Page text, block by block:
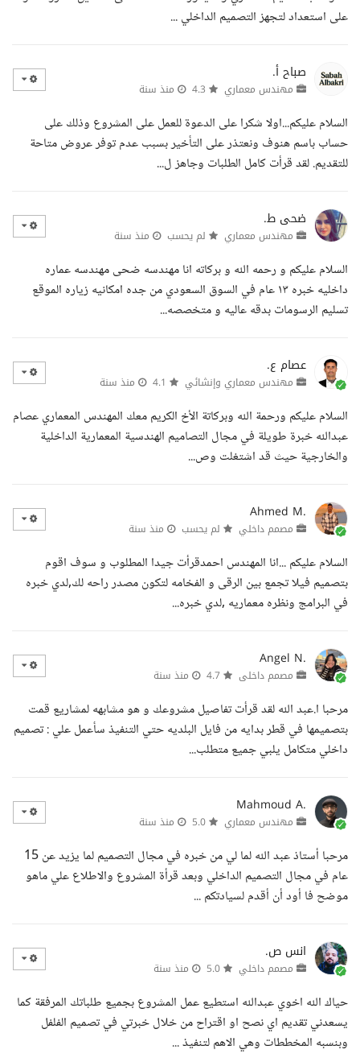
على استعداد لتجهز التصميم الداخلي ...
صباح أ.
مهندس معماري منذ سنة
السلام عليكم...اولا شكرا على الدعوة للعمل على المشروع وذلك على
حساب باسم هنوف ونعتذر على التأخير بسبب عدم توفر عروض متاحة
للتقديم. لقد قرأت كامل الطلبات وجاهز ل...
ضحى ط.
مهندس معماري لم يحسب منذ سنة
السلام عليكم و رحمه الله و بركاته انا مهندسه ضحى مهندسه عماره
داخليه خبره ١٣ عام في السوق السعودي من جده امكانيه زياره الموقع
تسليم الرسومات بدقه عاليه و متخصصه...
عصام ع.
مهندس معماري وإنشائي منذ سنة
السلام عليكم ورحمة الله وبركاتة الأخ الكريم معك المهندس المعماري عصام
عبدالله خبرة طويلة في مجال التصاميم الهندسية المعمارية الداخلية
والخارجية حيث قد اشتغلت وص...
Ahmed M.
مصمم داخلي لم يحسب منذ سنة
السلام عليكم ...انا المهندس احمدقرأت جيدا المطلوب و سوف اقوم
بتصميم فيلا تجمع بين الرقى و الفخامه لتكون مصدر راحه لك,لدي خبره
في البرامج ونظره معماريه ,لدي خبره...
Angel N.
مصمم داخلى منذ سنة
مرحبا ا.عبد الله لقد قرأت تفاصيل مشروعك و هو مشابهه لمشاريع قمت
بتصميمها في قطر بدايه من فايل البلديه حتي التنفيذ سأعمل علي : تصميم
داخلي متكامل يلبي جميع متطلب...
Mahmoud A.
مهندس معماري منذ سنة
مرحبا أستاذ عبد الله لما لي من خبره في مجال التصميم لما يزيد عن 15
عام في مجال التصميم الداخلي وبعد قرأة المشروع والاطلاع علي ماهو
موضح فا أود أن أقدم لسيادتكم ...
انس ص.
مصمم داخلي منذ سنة
حياك الله اخوي عبدالله استطيع عمل المشروع بجميع طلباتك المرفقة كما
يسعدني تقديم اي نصح او اقتراح من خلال خبرتي في تصميم الفلفل
وبنسبه المخططات وهي الاهم لتنفيذ ...